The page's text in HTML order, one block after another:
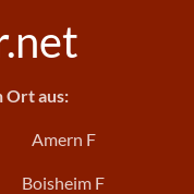
Ort aus:
Amern F
Boisheim F